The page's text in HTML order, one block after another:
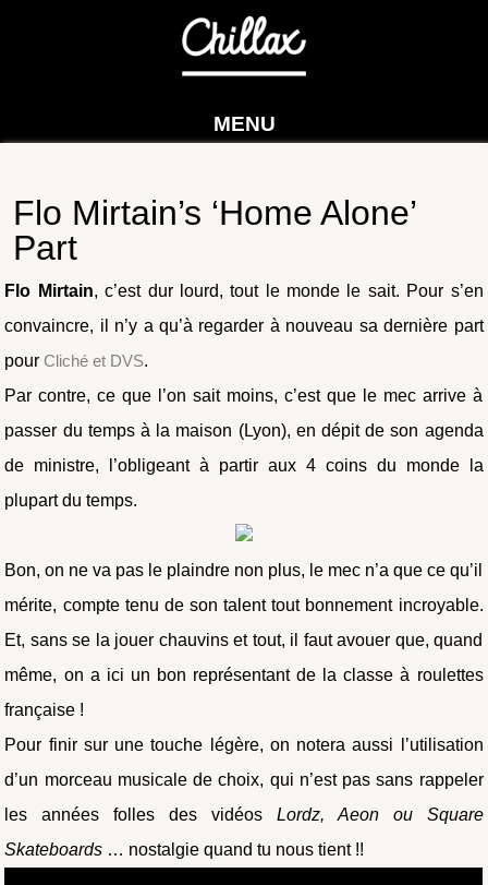
MENU
Flo Mirtain’s ‘Home Alone’
Part
Flo Mirtain, c’est dur lourd, tout le monde le sait. Pour s’en
convaincre, il n’y a qu’à regarder à nouveau sa dernière part
pourCliché et DVS.
Par contre, ce que l’on sait moins, c’est que le mec arrive à
passer du temps à la maison (Lyon), en dépit de son agenda
de ministre, l’obligeant à partir aux 4 coins du monde la
plupart du temps.
Bon, on ne va pas le plaindre non plus, le mec n’a que ce qu’il
mérite, compte tenu de son talent tout bonnement incroyable.
Et, sans se la jouer chauvins et tout, il faut avouer que, quand
même, on a ici un bon représentant de la classe à roulettes
française !
Pour finir sur une touche légère, on notera aussi l’utilisation
d’un morceau musicale de choix, qui n’est pas sans rappeler
les années folles des vidéos Lordz, Aeon ou Square
Skateboards … nostalgie quand tu nous tient !!